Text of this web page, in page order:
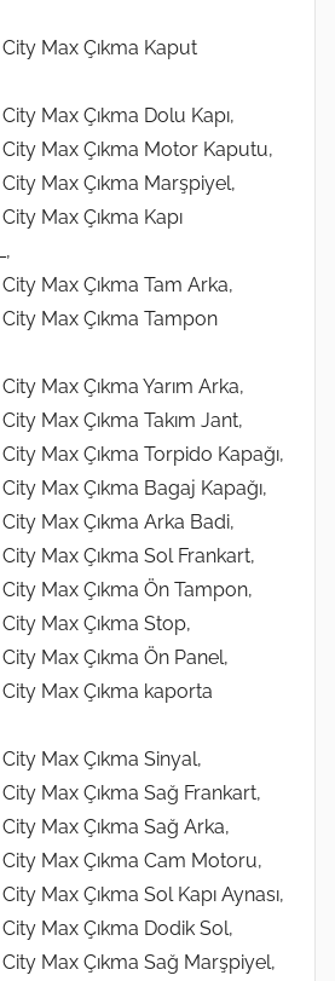
Max Çıkma Kaput
Max Çıkma Dolu Kapı,
Max Çıkma Motor Kaputu,
Max Çıkma Marşpiyel,
Max Çıkma Kapı
Max Çıkma Tam Arka,
Max Çıkma Tampon
Max Çıkma Yarım Arka,
Max Çıkma Takım Jant,
Max Çıkma Torpido Kapağı,
Max Çıkma Bagaj Kapağı,
Max Çıkma Arka Badi,
Max Çıkma Sol Frankart,
Max Çıkma Ön Tampon,
Max Çıkma Stop,
Max Çıkma Ön Panel,
Max Çıkma kaporta
Max Çıkma Sinyal,
Max Çıkma Sağ Frankart,
Max Çıkma Sağ Arka,
Max Çıkma Cam Motoru,
Max Çıkma Sol Kapı Aynası,
Max Çıkma Dodik Sol,
Max Çıkma Sağ Marşpiyel,